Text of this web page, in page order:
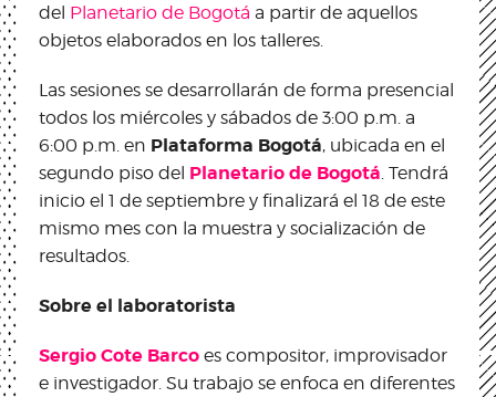
del Planetario de Bogotá a partir de aquellos
objetos elaborados en los talleres.
Las sesiones se desarrollarán de forma presencial
todos los miércoles y sábados de 3:00 p.m. a
6:00 p.m. en Plataforma Bogotá, ubicada en el
segundo piso del Planetario de Bogotá . Tendrá
inicio el 1 de septiembre y finalizará el 18 de este
mismo mes con la muestra y socialización de
resultados.
Sobre el laboratorista
Sergio Cote Barco es compositor, improvisador
e investigador. Su trabajo se enfoca en diferentes